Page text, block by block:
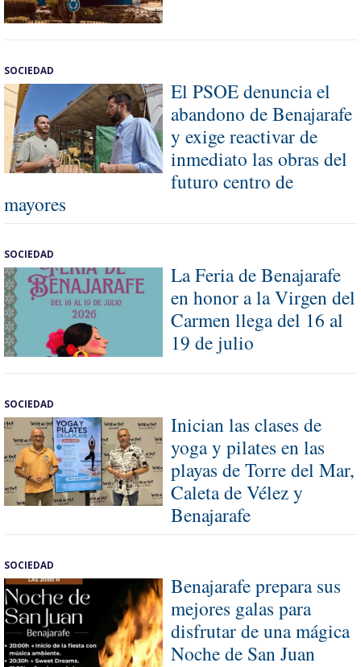
SOCIEDAD
El PSOE denuncia el
abandono de Benajarafe
y exige reactivar de
inmediato las obras del
futuro centro de
mayores
SOCIEDAD
La Feria de Benajarafe
en honor a la Virgen del
Carmen llega del 16 al
19 de julio
SOCIEDAD
Inician las clases de
yoga y pilates en las
playas de Torre del Mar,
Caleta de Vélez y
Benajarafe
SOCIEDAD
Benajarafe prepara sus
mejores galas para
disfrutar de una mágica
Noche de San Juan